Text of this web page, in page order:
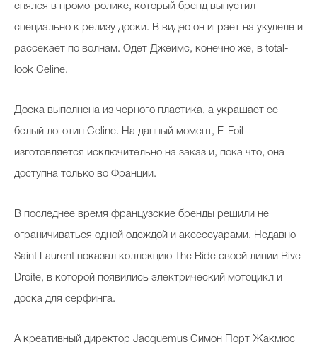
снялся в промо-ролике, который бренд выпустил
специально к релизу доски. В видео он играет на укулеле и
рассекает по волнам. Одет Джеймс, конечно же, в total-
look Celine.
Доска выполнена из черного пластика, а украшает ее
белый логотип Celine. На данный момент, E-Foil
изготовляется исключительно на заказ и, пока что, она
доступна только во Франции.
В последнее время французские бренды решили не
ограничиваться одной одеждой и аксессуарами. Недавно
Saint Laurent показал коллекцию The Ride своей линии Rive
Droite, в которой появились электрический мотоцикл и
доска для серфинга.
А креативный директор Jacquemus Симон Порт Жакмюс